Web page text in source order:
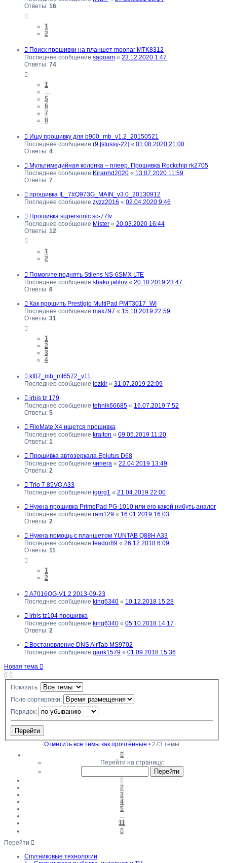
Ответы: 16
1
2
Поиск прошивки на планшет moonar MTK8312
Последнее сообщение saqoam « 23.12.2020 1:47
Ответы: 74
1
5
6
7
8
Ищу прошивку для b900_mb_v1.2_20150521
Последнее сообщение r9 [stussy-22] « 01.08.2020 21:00
Ответы: 4
Мультимедийная колонка – плеер. Прошивка Rockchip rk2705
Последнее сообщение Kiranhd2020 « 13.07.2020 11:59
Ответы: 7
прошивка IL_7#Q973G_MAIN_v3.0_20130912
Последнее сообщение zyzz2016 « 02.04.2020 9:46
Прошивка supersonic sc-77tv
Последнее сообщение Mister « 20.03.2020 16:44
Ответы: 12
1
2
Помогите поднять Stilens NS-6SMX LTE
Последнее сообщение shako.jalilov « 20.10.2019 23:47
Ответы: 6
Как прошить Prestigio MultiPad PMT3017_WI
Последнее сообщение max797 « 15.10.2019 22:59
Ответы: 31
1
2
3
4
kt07_mb_mt6572_v11
Последнее сообщение lozkir « 31.07.2019 22:09
irbis tz 179
Последнее сообщение tehnik66685 « 16.07.2019 7:52
Ответы: 5
FileMate X4 ищется прошивка
Последнее сообщение kraiton « 09.05.2019 11:20
Ответы: 1
Прошивка автозеркала Eplutus D68
Последнее сообщение чипега « 22.04.2019 13:49
Ответы: 2
Trio 7.85VQ A33
Последнее сообщение igorg1 « 21.04.2019 22:00
Нужна прошивка PrimePad PG-1010 или его какой нибуть аналог
Последнее сообщение ram129 « 16.01.2019 16:03
Ответы: 2
Нужна помощь с планшетом YUNTAB Q88H A33
Последнее сообщение feador89 « 26.12.2018 6:09
Ответы: 11
1
2
A7016QG-V1.2 2013-09-23
Последнее сообщение king6340 « 10.12.2018 15:28
irbis tz104 прошивка
Последнее сообщение king6340 « 05.10.2018 14:17
Ответы: 2
Востановление DNS AirTab MS9702
Последнее сообщение garik1579 « 01.09.2018 15:36
Новая тема
Показать:
Поле сортировки:
Порядок:
Отметить все темы как прочтённые • 273 темы
Страница
1
из
11
Перейти на страницу:
1
2
3
4
5
…
11
След.
Перейти
Спутниковые технологии